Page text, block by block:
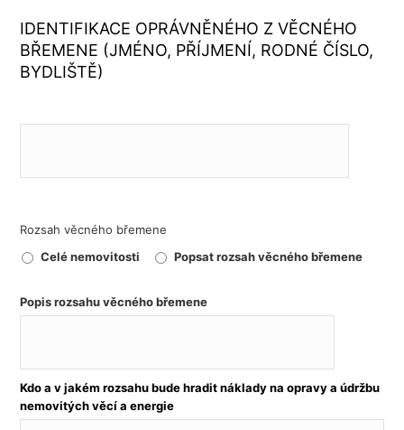
IDENTIFIKACE OPRÁVNĚNÉHO Z VĚCNÉHO
BŘEMENE (JMÉNO, PŘÍJMENÍ, RODNÉ ČÍSLO,
BYDLIŠTĚ)
Rozsah věcného břemene
Celé nemovitosti
Popsat rozsah věcného břemene
Popis rozsahu věcného břemene
Kdo a v jakém rozsahu bude hradit náklady na opravy a údržbu
nemovitých věcí a energie